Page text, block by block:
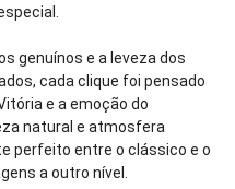
genuínos e a leveza dos
cada clique foi pensado
e a emoção do
natural e atmosfera
perfeito entre o clássico e o
a outro nível.